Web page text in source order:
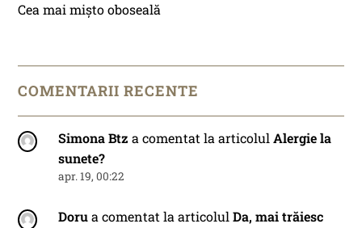
Cea mai mișto oboseală
COMENTARII RECENTE
Simona Btz a comentat la articolulAlergie la
sunete?
apr. 19, 00:22
Dorua comentat la articolulDa, mai trăiesc